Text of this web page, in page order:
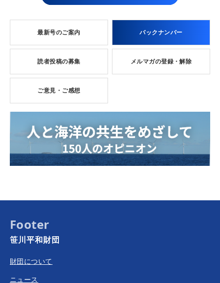
最新号のご案内 バックナンバー
読者投稿の募集 メルマガの登録・解除
ご意見・ご感想
Footer
笹川平和財団
財団について
ニュース